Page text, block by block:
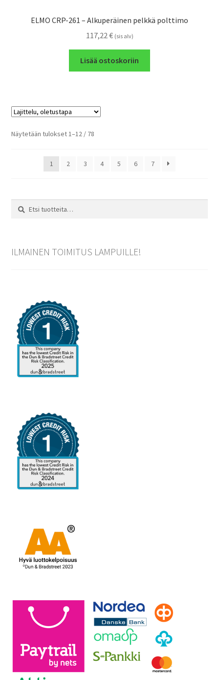
ELMO CRP-261 – Alkuperäinen pelkkä polttimo
117,22€ (sis alv)
Lisää ostoskoriin
Näytetään tulokset 1–12 / 78
1 2 3 4 5 6 7
Etsi:
Haku
ILMAINEN TOIMITUS LAMPUILLE!